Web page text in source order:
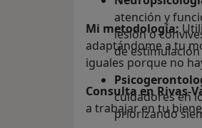
atención y
lesión o
de
cuidadores en
priorizando
Mi metodología:
adaptándome a tu
iguales porque no
Consulta en Rivas-
a trabajar en tu